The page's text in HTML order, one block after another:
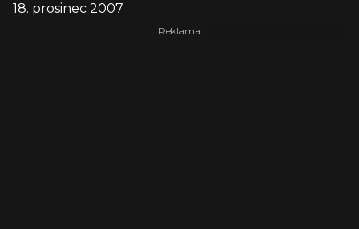
18. prosinec 2007